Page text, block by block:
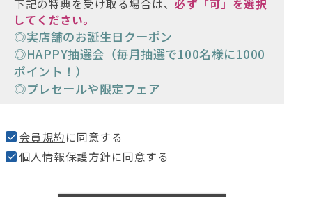
下記の特典を受け取る場合は、 必ず「可」を選択
してください。
◎実店舗のお誕生日クーポン
◎HAPPY抽選会（毎月抽選で100名様に1000
ポイント！）
◎プレセールや限定フェア
会員規約に同意する
個人情報保護方針に同意する